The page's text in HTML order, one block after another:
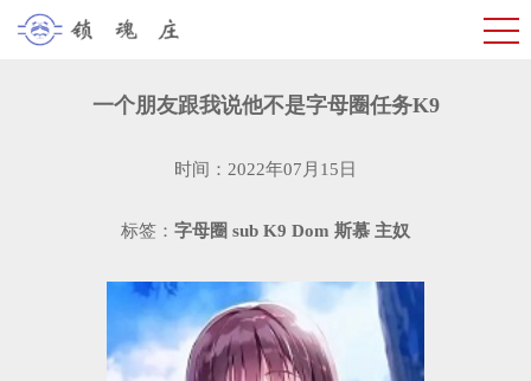
一个朋友跟我说他不是字母圈任务K9
时间：2022年07月15日
标签： 字母圈 sub K9 Dom 斯慕 主奴